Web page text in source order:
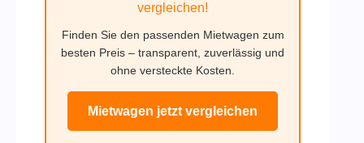
vergleichen!
Finden Sie den passenden Mietwagen zum
besten Preis – transparent, zuverlässig und
ohne versteckte Kosten.
Mietwagen jetzt vergleichen